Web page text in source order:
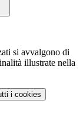
si avvalgono di
illustrate nella
i cookies